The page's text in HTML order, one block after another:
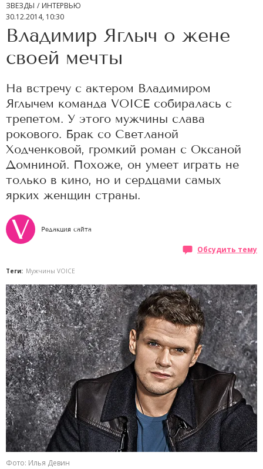
ЗВЕЗДЫ
ИНТЕРВЬЮ
30.12.2014, 10:30
Владимир Яглыч о жене
своей мечты
На встречу с актером Владимиром
Яглычем команда VOICE собиралась с
трепетом. У этого мужчины слава
рокового. Брак со Светланой
Ходченковой, громкий роман с Оксаной
Домниной. Похоже, он умеет играть не
только в кино, но и сердцами самых
ярких женщин страны.
Редакция сайта
Обсудить тему
Теги: Мужчины VOICE
Фото: Илья Девин